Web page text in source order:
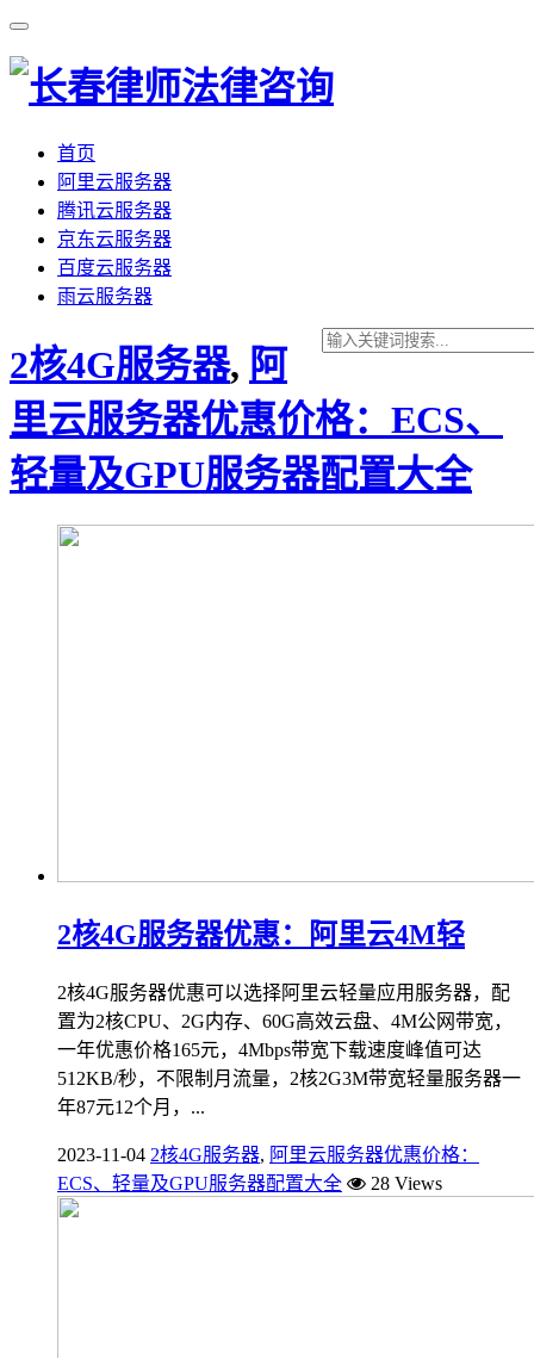
首页
阿里云服务器
腾讯云服务器
京东云服务器
百度云服务器
雨云服务器
2核4G服务器, 阿
里云服务器优惠价格：ECS、
轻量及GPU服务器配置大全
2核4G服务器优惠：阿里云4M轻
2核4G服务器优惠可以选择阿里云轻量应用服务器，配
置为2核CPU、2G内存、60G高效云盘、4M公网带宽，
一年优惠价格165元，4Mbps带宽下载速度峰值可达
512KB/秒，不限制月流量，2核2G3M带宽轻量服务器一
年87元12个月，...
2023-11-04 2核4G服务器, 阿里云服务器优惠价格：
ECS、轻量及GPU服务器配置大全
28 Views